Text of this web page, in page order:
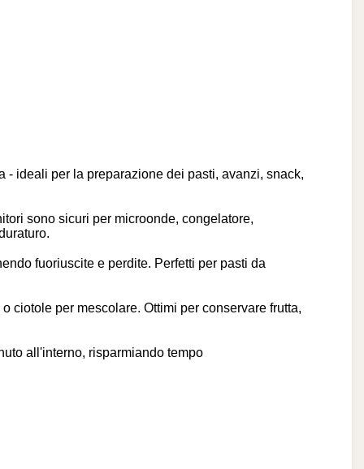
ideali per la preparazione dei pasti, avanzi, snack,
sono sicuri per microonde, congelatore,
fuoriuscite e perdite. Perfetti per pasti da
ciotole per mescolare. Ottimi per conservare frutta,
all'interno, risparmiando tempo